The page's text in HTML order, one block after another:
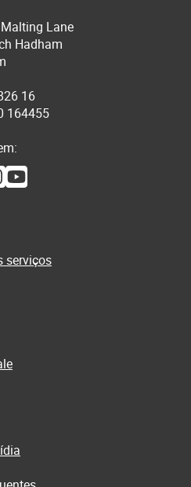
Lane
Hadham
16
164455
serviços